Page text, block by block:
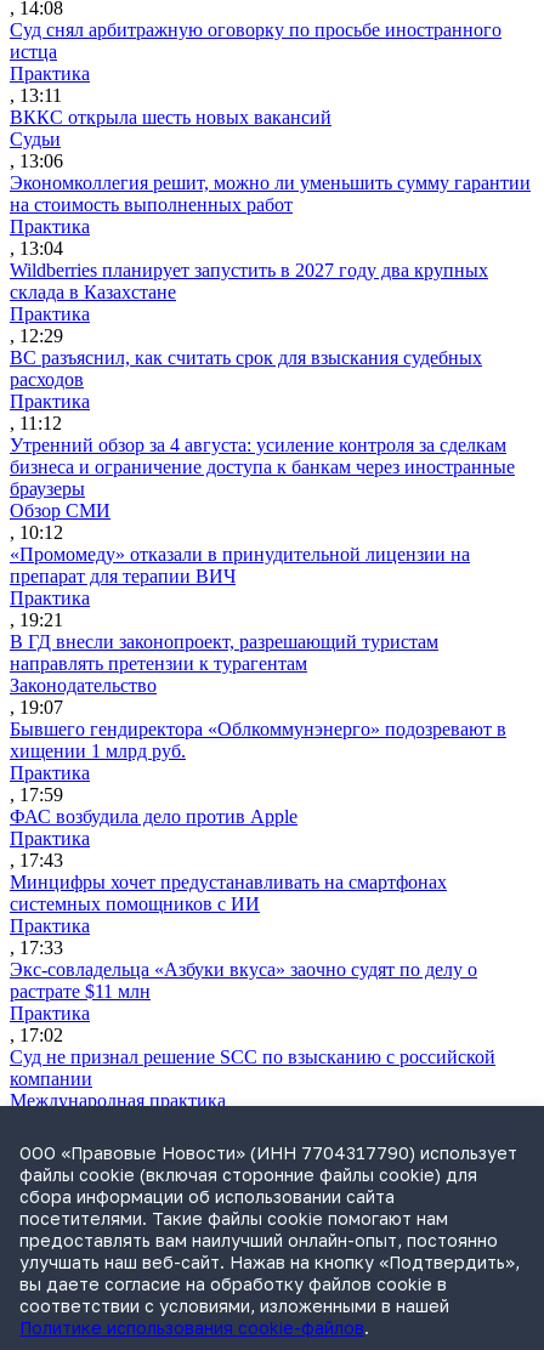
, 14:08
Суд снял арбитражную оговорку по просьбе иностранного
истца
Практика
, 13:11
ВККС открыла шесть новых вакансий
Судьи
, 13:06
Экономколлегия решит, можно ли уменьшить сумму гарантии
на стоимость выполненных работ
Практика
, 13:04
Wildberries планирует запустить в 2027 году два крупных
склада в Казахстане
Практика
, 12:29
ВС разъяснил, как считать срок для взыскания судебных
расходов
Практика
, 11:12
Утренний обзор за 4 августа: усиление контроля за сделкам
бизнеса и ограничение доступа к банкам через иностранные
браузеры
Обзор СМИ
, 10:12
«Промомеду» отказали в принудительной лицензии на
препарат для терапии ВИЧ
Практика
, 19:21
В ГД внесли законопроект, разрешающий туристам
направлять претензии к турагентам
Законодательство
, 19:07
Бывшего гендиректора «Облкоммунэнерго» подозревают в
хищении 1 млрд руб.
Практика
, 17:59
ФАС возбудила дело против Apple
Практика
, 17:43
Минцифры хочет предустанавливать на смартфонах
системных помощников с ИИ
Практика
, 17:33
Экс-совладельца «Азбуки вкуса» заочно судят по делу о
растрате $11 млн
Практика
, 17:02
Суд не признал решение SCC по взысканию с российской
компании
Международная практика
Дроны могут начать применять для фиксации нарушений
ПДД
Практика
, 15:41
Бывшего сенатора Сабадаша приговорили к 12 годам по делу
о хищении
Практика
, 15:29
ООО «Правовые Новости» (ИНН 7704317790) использует
файлы cookie (включая сторонние файлы cookie) для
сбора информации об использовании сайта
посетителями. Такие файлы cookie помогают нам
предоставлять вам наилучший онлайн-опыт, постоянно
улучшать наш веб-сайт. Нажав на кнопку «Подтвердить»,
вы даете согласие на обработку файлов cookie в
соответствии с условиями, изложенными в нашей
Политике использования cookie-файлов.